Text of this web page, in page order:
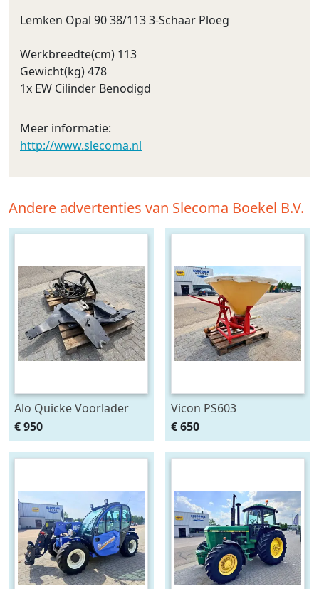
Lemken Opal 90 38/113 3-Schaar Ploeg
Werkbreedte(cm) 113
Gewicht(kg) 478
1x EW Cilinder Benodigd
Meer informatie:
http://www.slecoma.nl
Andere advertenties van Slecoma Boekel B.V.
Alo Quicke Voorlader
aanbouwdelen T6000
Delta
€ 950
Vicon PS603
Pendelstrooier
€ 650